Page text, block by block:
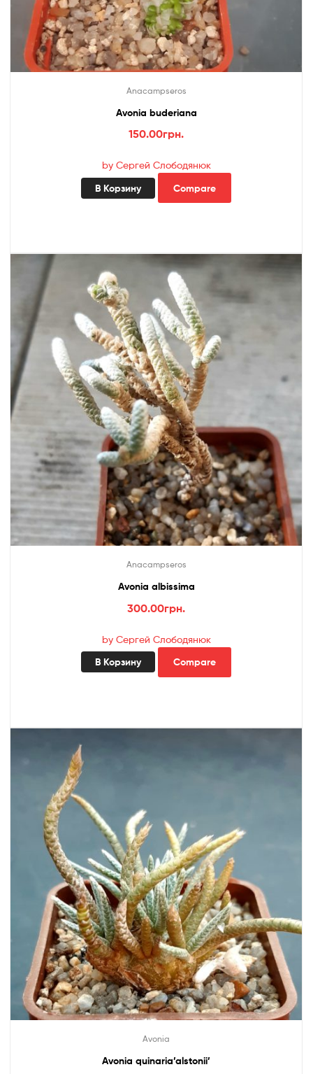
Anacampseros
Avonia buderiana
150.00грн.
by Сергей Слободянюк
В Корзину Compare
Anacampseros
Avonia albissima
300.00грн.
by Сергей Слободянюк
В Корзину Compare
Avonia
Avonia quinaria’alstonii’